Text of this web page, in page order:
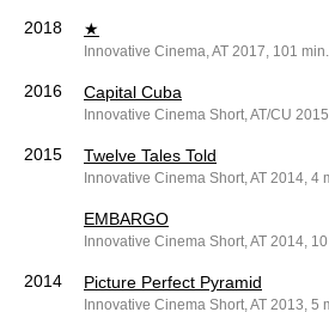
2018 ★
Innovative Cinema, AT 2017, 101 min.
2016 Capital Cuba
Innovative Cinema Short, AT/CU
2015 Twelve Tales Told
Innovative Cinema Short, AT 2014, 4
EMBARGO
Innovative Cinema Short, AT 2014,
2014 Picture Perfect Pyramid
Innovative Cinema Short, AT 2013, 5